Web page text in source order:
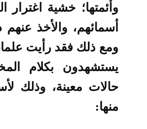
وأئمتها؛ خشية اغترار
أسمائهم، والأخذ عنهم
ومع ذلك فقد رأيت
يستشهدون بكلام
حالات معينة، وذلك
منها: